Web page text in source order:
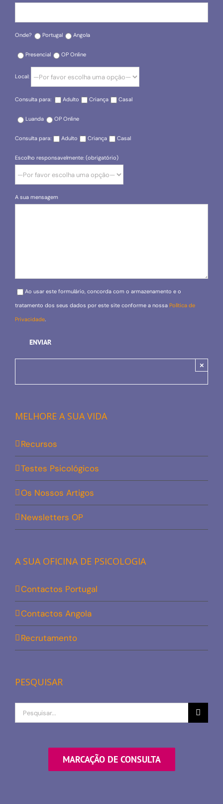
Onde? Portugal Angola
Presencial OP Online
Local:
Consulta para: Adulto Criança Casal
Luanda OP Online
Consulta para: Adulto Criança Casal
Escolho responsavelmente: (obrigatório)
A sua mensagem
Please leave this field empty.
Ao usar este formulário, concorda com o armazenamento e o
tratamento dos seus dados por este site conforme a nossa Política de
Privacidade.
×
MELHORE A SUA VIDA
Recursos
Testes Psicológicos
Os Nossos Artigos
Newsletters OP
A SUA OFICINA DE PSICOLOGIA
Contactos Portugal
Contactos Angola
Recrutamento
PESQUISAR
Procurar
por
MARCAÇÃO DE CONSULTA